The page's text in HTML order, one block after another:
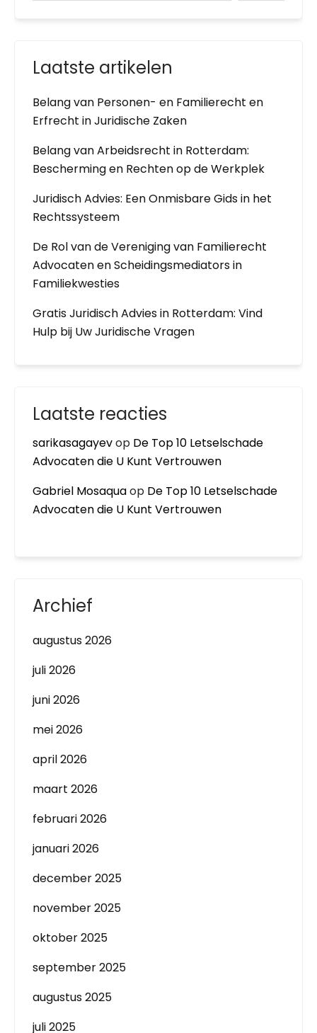
Laatste artikelen
Belang van Personen- en Familierecht en
Erfrecht in Juridische Zaken
Belang van Arbeidsrecht in Rotterdam:
Bescherming en Rechten op de Werkplek
Juridisch Advies: Een Onmisbare Gids in het
Rechtssysteem
De Rol van de Vereniging van Familierecht
Advocaten en Scheidingsmediators in
Familiekwesties
Gratis Juridisch Advies in Rotterdam: Vind
Hulp bij Uw Juridische Vragen
Laatste reacties
sarikasagayevop De Top 10 Letselschade
Advocaten die U Kunt Vertrouwen
Gabriel Mosaquaop De Top 10 Letselschade
Advocaten die U Kunt Vertrouwen
Archief
augustus 2026
juli 2026
juni 2026
mei 2026
april 2026
maart 2026
februari 2026
januari 2026
december 2025
november 2025
oktober 2025
september 2025
augustus 2025
juli 2025